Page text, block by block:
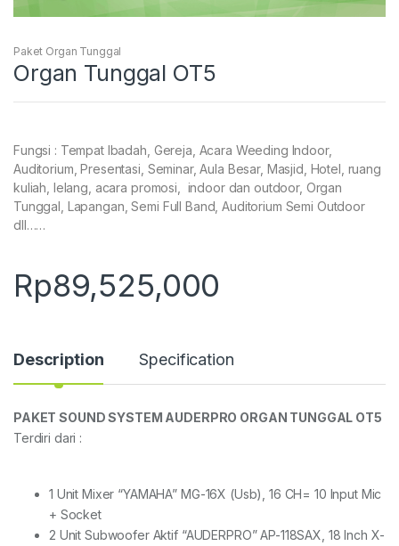
Paket Organ Tunggal
Organ Tunggal OT5
Fungsi : Tempat Ibadah, Gereja, Acara Weeding Indoor,
Auditorium, Presentasi, Seminar, Aula Besar, Masjid, Hotel, ruang
kuliah, lelang, acara promosi, indoor dan outdoor, Organ
Tunggal, Lapangan, Semi Full Band, Auditorium Semi Outdoor
dll……
Rp89,525,000
Description Specification
PAKET SOUND SYSTEM AUDERPRO ORGAN TUNGGAL OT5
Terdiri dari :
1 Unit Mixer “YAMAHA” MG-16X (Usb), 16 CH= 10 Input Mic
+ Socket
2 Unit Subwoofer Aktif “AUDERPRO” AP-118SAX, 18 Inch X-